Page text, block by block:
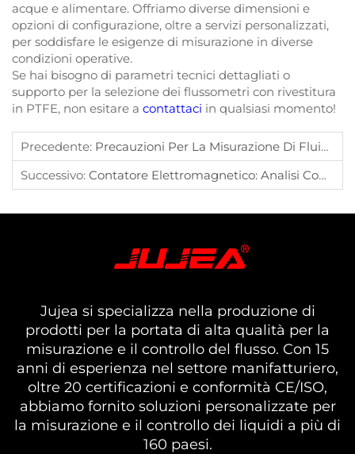
acque e alimentare. Offriamo diverse dimensioni e
opzioni di configurazione, oltre a servizi personalizzati,
per soddisfare le esigenze di misurazione in diverse
condizioni operative.
Se hai bisogno di parametri tecnici dettagliati o
supporto per la selezione dei flussometri con rivestitura
in PTFE, non esitare a contattaci in qualsiasi momento!
Precedente: Precauzioni Per La Misurazione Di Fluidi Ad Alta Viscosità E Installazione Del Misuratore Di Portata A Ruote Ovali
Successivo: Contatore Elettromagnetico: Analisi Completa Dei Principi, Della Selezione E Dell'applicazione
Jujea si specializza nella produzione di
prodotti per la portata di alta qualità per la
misurazione e il controllo del flusso. Con 15
anni di esperienza nel settore manifatturiero,
oltre 20 certificazioni e conformità CE/ISO,
abbiamo fornito soluzioni personalizzate per
la misurazione e il controllo dei liquidi a più di
160 paesi.